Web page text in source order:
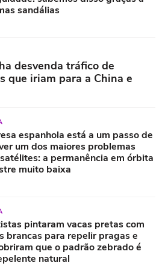
sandálias
desvenda tráfico de
que iriam para a China e
espanhola está a um passo de
um dos maiores problemas
a permanência em órbita
muito baixa
pintaram vacas pretas com
brancas para repelir pragas e
que o padrão zebrado é
natural